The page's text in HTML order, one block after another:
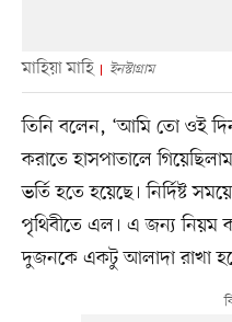
মাহিয়া মাহি ইনস্টাগ্রাম
তিনি বলেন, ‘আমি তো ওই
করাতে হাসপাতালে
ভর্তি হতে হয়েছে। নির্দিষ্ট
পৃথিবীতে এল। এ জন্য নিয়ম
দুজনকে একটু আলাদা রাখা